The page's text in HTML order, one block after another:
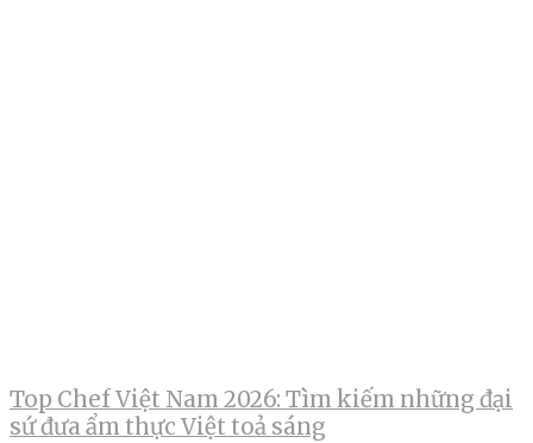
Top Chef Việt Nam 2026: Tìm kiếm những đại
sứ đưa ẩm thực Việt toả sáng